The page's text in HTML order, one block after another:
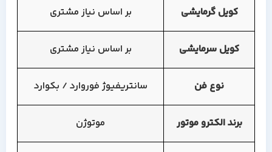
کویل گرمایشی بر اساس نیاز مشتری
کویل سرمایشی بر اساس نیاز مشتری
نوع فن سانتریفیوژ فوروارد / بکوارد
برند الکترو موتور موتوژن